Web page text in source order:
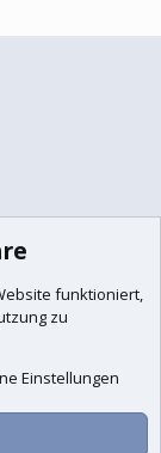
funktioniert,
zu
Einstellungen